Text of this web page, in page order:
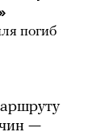
погиб
—